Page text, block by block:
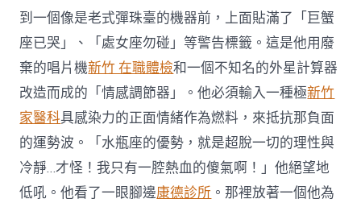
到一個像是老式彈珠臺的機器前，上面貼滿了「巨蟹
座已哭」、「處女座勿碰」等警告標籤。這是他用廢
棄的唱片機新竹 在職體檢和一個不知名的外星計算器
改造而成的「情感調節器」。他必須輸入一種極新竹
家醫科具感染力的正面情緒作為燃料，來抵抗那負面
的運勢波。「水瓶座的優勢，就是超脫一切的理性與
冷靜…才怪！我只有一腔熱血的傻氣啊！」他絕望地
低吼。他看了一眼腳邊康德診所 。那裡放著一個他為